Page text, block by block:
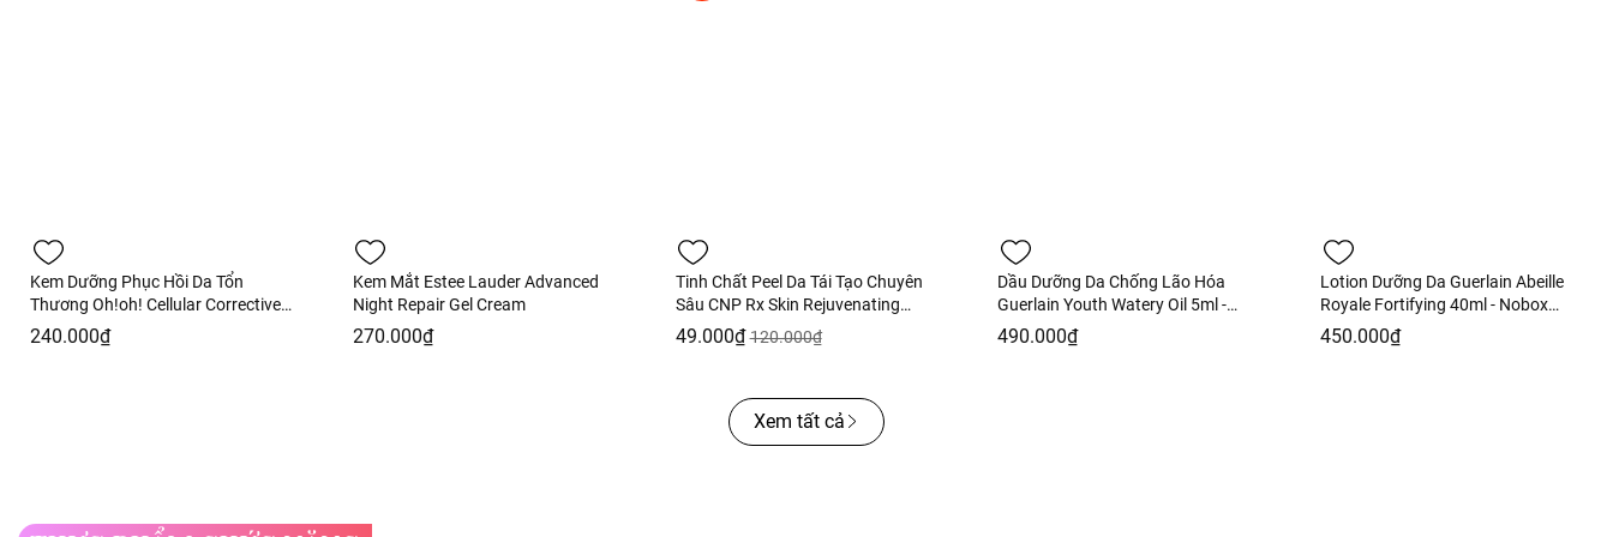
Kem Dưỡng Phục Hồi Da Tổn
Thương Oh!oh! Cellular Corrective
Cream 30ml Fullbox - Hàng Công
240.000₫
Kem Mắt Estee Lauder Advanced
Night Repair Gel Cream
270.000₫
Tinh Chất Peel Da Tái Tạo Chuyên
Sâu CNP Rx Skin Rejuvenating
Intensive Peel 2ml
49.000₫ 120.000₫
Dầu Dưỡng Da Chống Lão Hóa
Guerlain Youth Watery Oil 5ml -
Fullbox Hàng Duty
490.000₫
Lotion Dưỡng Da Guerlain Abeille
Royale Fortifying 40ml - Nobox
Hàng Duty
450.000₫
Xem tất cả